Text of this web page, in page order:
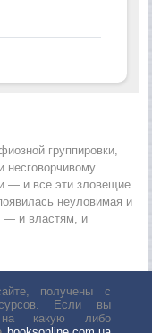
группировки,
несговорчивому
— и все эти зловещие
неуловимая и
— и властям, и
получены с
Если вы
на какую либо